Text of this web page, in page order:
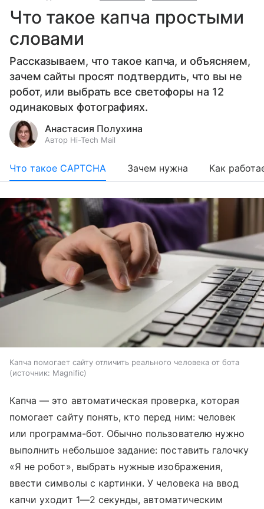
Что такое капча простыми
словами
Рассказываем, что такое капча, и объясняем,
зачем сайты просят подтвердить, что вы не
робот, или выбрать все светофоры на 12
одинаковых фотографиях.
Анастасия Полухина
Автор Hi-Tech Mail
Что такое CAPTCHA Зачем нужна Как
Капча помогает сайту отличить реального человека от бота
источник: Magnific
Капча — это автоматическая проверка, которая
помогает сайту понять, кто перед ним: человек
или программа-бот. Обычно пользователю нужно
выполнить небольшое задание: поставить галочку
«Я не робот», выбрать нужные изображения,
ввести символы с картинки. У человека на ввод
капчи уходит 1—2 секунды, автоматическим